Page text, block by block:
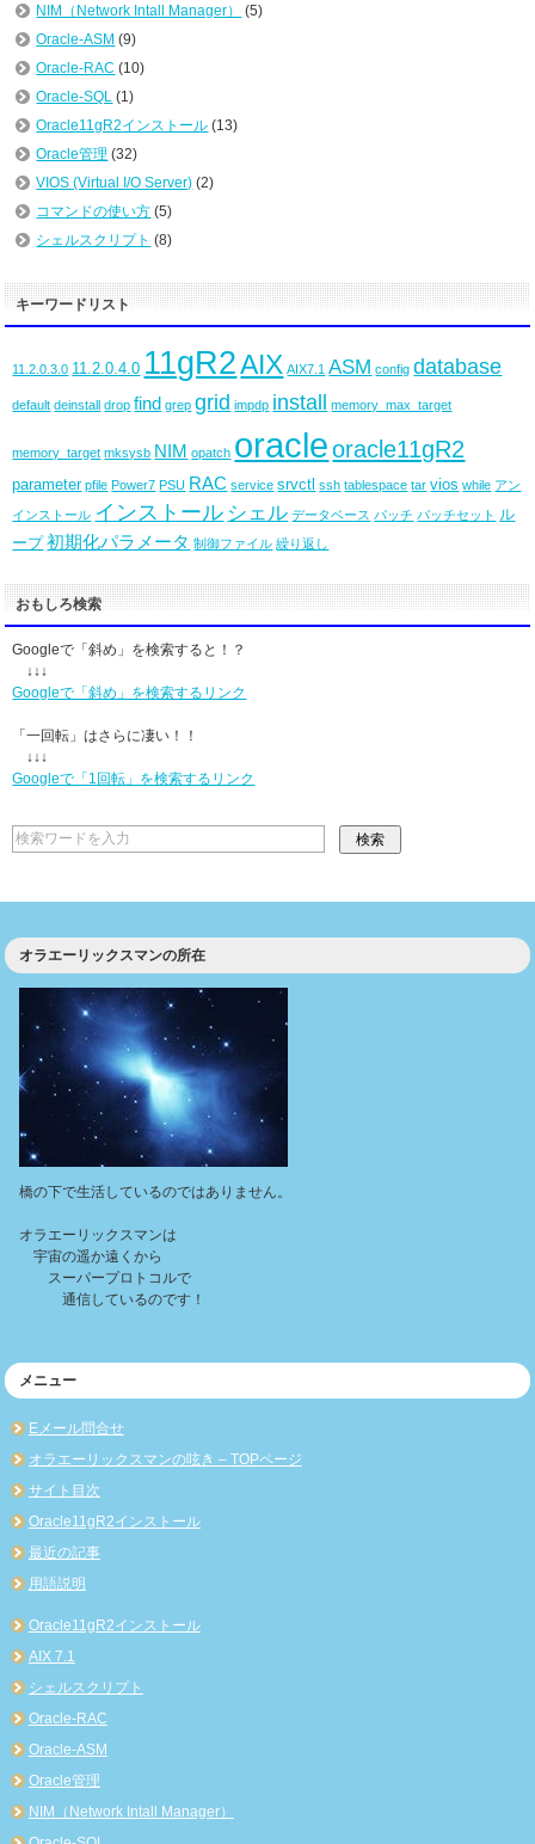
NIM（Network Intall Manager）
(5)
Oracle-ASM (9)
Oracle-RAC (10)
Oracle-SQL (1)
Oracle11gR2インストール (13)
Oracle管理 (32)
VIOS (Virtual I/O Server) (2)
コマンドの使い方 (5)
シェルスクリプト (8)
キーワードリスト
11.2.0.3.0 11.2.0.4.0 11gR2AIX AIX7.1 ASM config database
default deinstall drop find grep grid impdp install memory_max_target
memory_target mksysb NIM opatch oracle oracle11gR2
parameter pfile Power7 PSU RAC service srvctl ssh tablespace tar vios while アン
インストール インストール シェル データベース パッチ パッチセット ル
ープ 初期化パラメータ 制御ファイル 繰り返し
おもしろ検索
Googleで「斜め」を検索すると！？
↓↓↓
Googleで「斜め」を検索するリンク
「一回転」はさらに凄い！！
↓↓↓
Googleで「1回転」を検索するリンク
オラエーリックスマンの所在
橋の下で生活しているのではありません。
オラエーリックスマンは
宇宙の遥か遠くから
スーパープロトコルで
通信しているのです！
メニュー
Eメール問合せ
オラエーリックスマンの呟き – TOPページ
サイト目次
Oracle11gR2インストール
最近の記事
用語説明
Oracle11gR2インストール
AIX 7.1
シェルスクリプト
Oracle-RAC
Oracle-ASM
Oracle管理
NIM（Network Intall Manager）